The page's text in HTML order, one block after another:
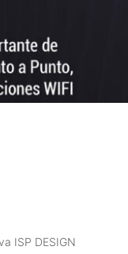
ISP DESIGN